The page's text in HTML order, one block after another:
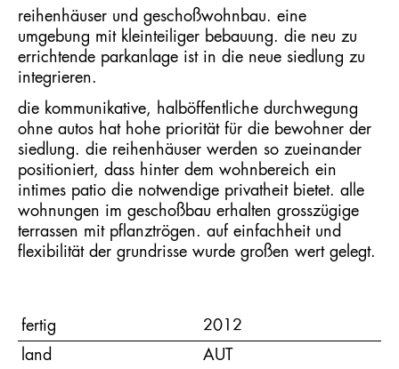
reihenhäuser und geschoßwohnbau. eine
umgebung mit kleinteiliger bebauung. die neu zu
errichtende parkanlage ist in die neue siedlung zu
integrieren.
die kommunikative, halböffentliche durchwegung
ohne autos hat hohe priorität für die bewohner der
siedlung. die reihenhäuser werden so zueinander
positioniert, dass hinter dem wohnbereich ein
intimes patio die notwendige privatheit bietet. alle
wohnungen im geschoßbau erhalten grosszügige
terrassen mit pflanztrögen. auf einfachheit und
flexibilität der grundrisse wurde großen wert gelegt.
fertig
2012
land
AUT